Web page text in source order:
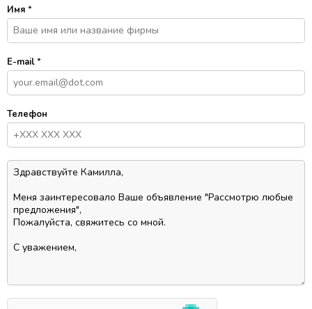
Имя *
E-mail*
Телефон